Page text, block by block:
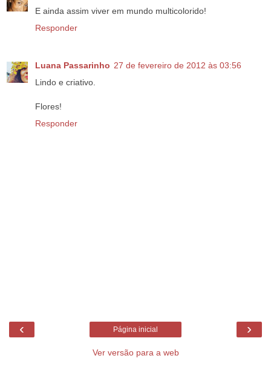
E ainda assim viver em mundo multicolorido!
Responder
Luana Passarinho 27 de fevereiro de 2012 às 03:56
Lindo e criativo.
Flores!
Responder
‹ ›
Página inicial
Ver versão para a web